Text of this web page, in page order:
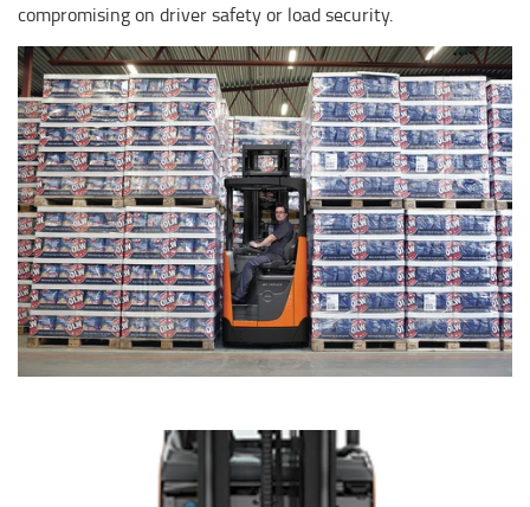
compromising on driver safety or load security.